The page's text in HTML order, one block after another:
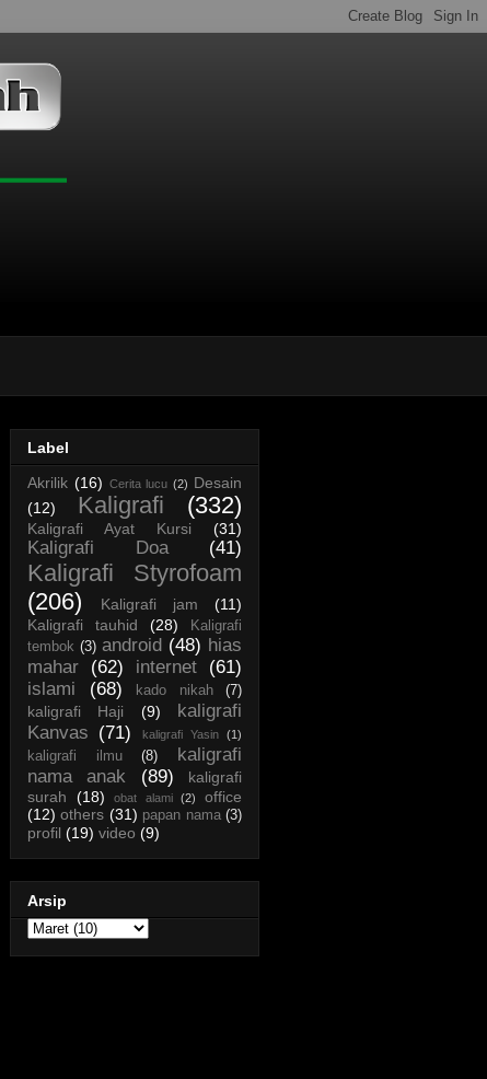
Label
Akrilik (16) Cerita lucu (2) Desain
(12)
Kaligrafi (332)
Kaligrafi Ayat Kursi (31)
Kaligrafi Doa (41)
Kaligrafi Styrofoam
(206)
Kaligrafi jam
(11)
Kaligrafi tauhid
(28)
Kaligrafi
tembok (3) android (48) hias
mahar
(62) internet
(61)
islami
(68) kado nikah (7)
kaligrafi Haji (9)
kaligrafi
Kanvas (71) kaligrafi Yasin (1)
kaligrafi ilmu (8)
kaligrafi
nama anak
(89)
kaligrafi
surah
(18) obat alami (2)
office
(12) others (31) papan nama (3)
profil (19) video (9)
Arsip